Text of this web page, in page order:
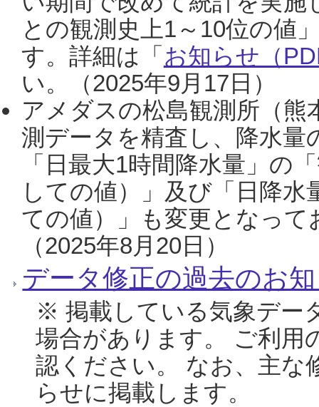
との観測史上1～10位の値
す。詳細は「 お知らせ（
い。（2025年9月17日）
アメダスの松島観測所（熊
測データを精査し、降水
「日最大1時間降水量」の
しての値）」及び「日降
ての値）」も変更となっ
（2025年8月20日）
データ修正の過去のお
※ 掲載している気象デー
場合があります。 ご利用
認ください。 なお、主な
らせに掲載します。